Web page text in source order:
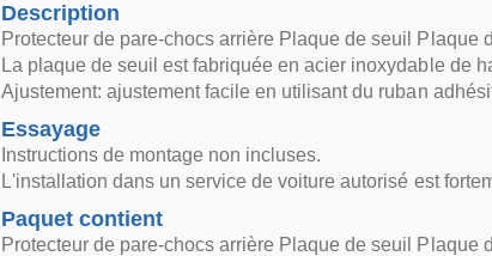
Description
Protecteur de pare-chocs arrière Plaque de seuil Plaque
La plaque de seuil est fabriquée en acier inoxydable de
Ajustement: ajustement facile en utilisant du ruban
Essayage
Instructions de montage non incluses.
L'installation dans un service de voiture autorisé est
Paquet contient
Protecteur de pare-chocs arrière Plaque de seuil Plaque